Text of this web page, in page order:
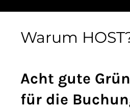
Warum
Acht gute
für die